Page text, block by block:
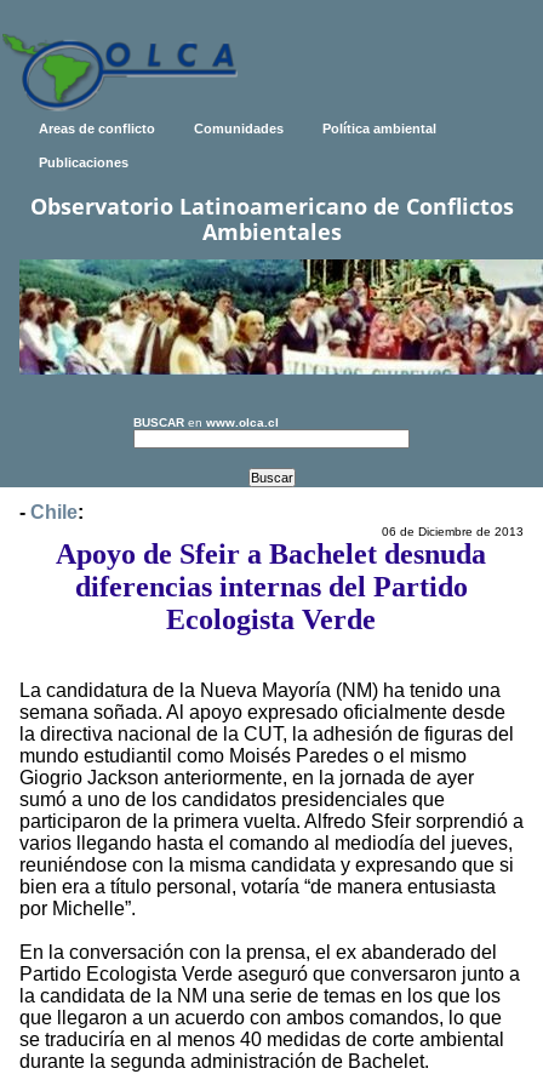
Areas de conflicto Comunidades Política ambiental
Publicaciones
Observatorio Latinoamericano de Conflictos
Ambientales
BUSCAR en www.olca.cl
- Chile:
06 de Diciembre de 2013
Apoyo de Sfeir a Bachelet desnuda
diferencias internas del Partido
Ecologista Verde
La candidatura de la Nueva Mayoría (NM) ha tenido una
semana soñada. Al apoyo expresado oficialmente desde
la directiva nacional de la CUT, la adhesión de figuras del
mundo estudiantil como Moisés Paredes o el mismo
Giogrio Jackson anteriormente, en la jornada de ayer
sumó a uno de los candidatos presidenciales que
participaron de la primera vuelta. Alfredo Sfeir sorprendió a
varios llegando hasta el comando al mediodía del jueves,
reuniéndose con la misma candidata y expresando que si
bien era a título personal, votaría “de manera entusiasta
por Michelle”.
En la conversación con la prensa, el ex abanderado del
Partido Ecologista Verde aseguró que conversaron junto a
la candidata de la NM una serie de temas en los que los
que llegaron a un acuerdo con ambos comandos, lo que
se traduciría en al menos 40 medidas de corte ambiental
durante la segunda administración de Bachelet.